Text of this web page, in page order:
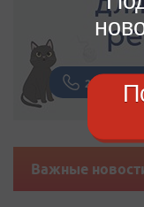
Важные